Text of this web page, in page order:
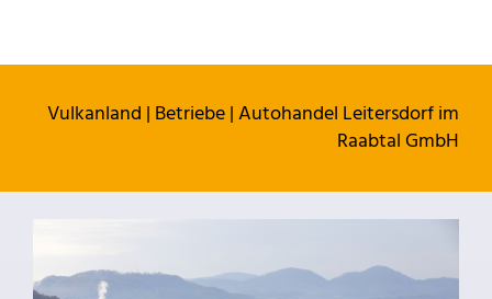
Vulkanland | Betriebe|Autohandel Leitersdorf im
Raabtal GmbH